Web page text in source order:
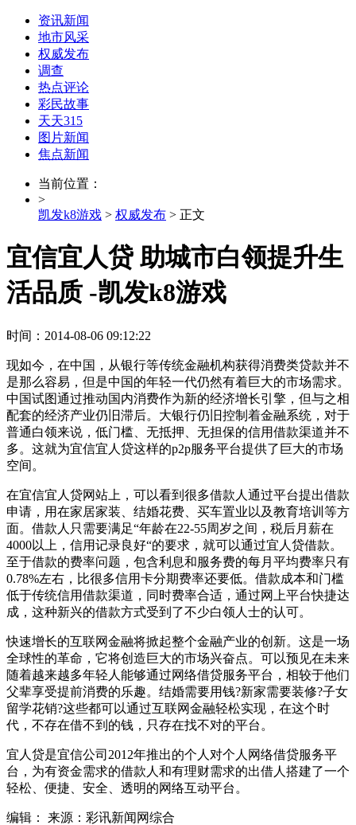
资讯新闻
地市风采
权威发布
调查
热点评论
彩民故事
天天315
图片新闻
焦点新闻
当前位置：
>
凯发k8游戏 > 权威发布 > 正文
宜信宜人贷 助城市白领提升生
活品质 -凯发k8游戏
时间：2014-08-06 09:12:22
现如今，在中国，从银行等传统金融机构获得消费类贷款并不
是那么容易，但是中国的年轻一代仍然有着巨大的市场需求。
中国试图通过推动国内消费作为新的经济增长引擎，但与之相
配套的经济产业仍旧滞后。大银行仍旧控制着金融系统，对于
普通白领来说，低门槛、无抵押、无担保的信用借款渠道并不
多。这就为宜信宜人贷这样的p2p服务平台提供了巨大的市场
空间。
在宜信宜人贷网站上，可以看到很多借款人通过平台提出借款
申请，用在家居家装、结婚花费、买车置业以及教育培训等方
面。借款人只需要满足“年龄在22-55周岁之间，税后月薪在
4000以上，信用记录良好“的要求，就可以通过宜人贷借款。
至于借款的费率问题，包含利息和服务费的每月平均费率只有
0.78%左右，比很多信用卡分期费率还要低。借款成本和门槛
低于传统信用借款渠道，同时费率合适，通过网上平台快捷达
成，这种新兴的借款方式受到了不少白领人士的认可。
快速增长的互联网金融将掀起整个金融产业的创新。这是一场
全球性的革命，它将创造巨大的市场兴奋点。可以预见在未来
随着越来越多年轻人能够通过网络借贷服务平台，相较于他们
父辈享受提前消费的乐趣。结婚需要用钱?新家需要装修?子女
留学花销?这些都可以通过互联网金融轻松实现，在这个时
代，不存在借不到的钱，只存在找不对的平台。
宜人贷是宜信公司2012年推出的个人对个人网络借贷服务平
台，为有资金需求的借款人和有理财需求的出借人搭建了一个
轻松、便捷、安全、透明的网络互动平台。
编辑： 来源：彩讯新闻网综合